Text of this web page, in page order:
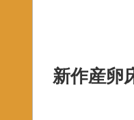
新作産卵